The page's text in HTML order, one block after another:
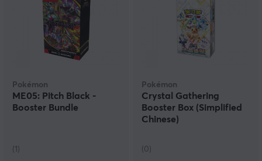
Pokémon
ME05: Pitch Black -
Booster Bundle
(1)
Pokémon
Crystal Gathering
Booster Box (Simplified
Chinese)
(0)